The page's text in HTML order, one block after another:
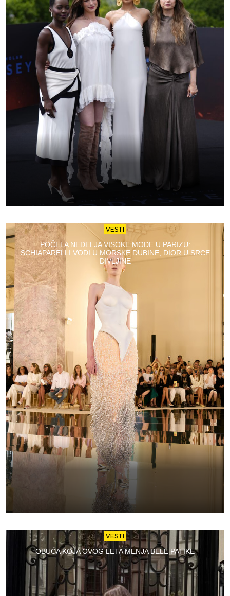
VESTI
POČELA NEDELJA VISOKE MODE U PARIZU:
SCHIAPARELLI VODI U MORSKE DUBINE, DIOR U SRCE
DIVLJINE
VESTI
OBUĆA KOJA OVOG LETA MENJA BELE PATIKE